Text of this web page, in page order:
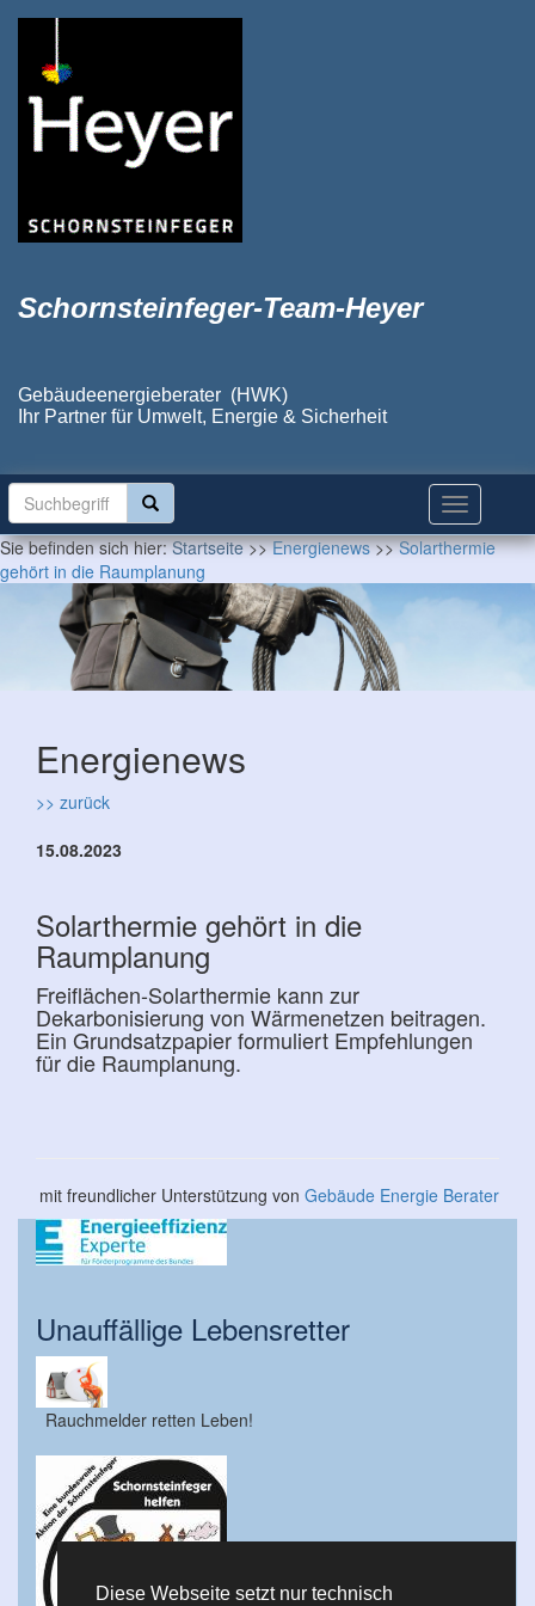
Diese Webseite setzt nur technisch
Schornsteinfeger-Team-Heyer
Gebäudeenergieberater (HWK)
Ihr Partner für Umwelt, Energie & Sicherheit
Sie befinden sich hier:Startseite>>Energienews>>Solarthermie
gehört in die Raumplanung
Energienews
>> zurück
15.08.2023
Solarthermie gehört in die
Raumplanung
Freiflächen-Solarthermie kann zur
Dekarbonisierung von Wärmenetzen beitragen.
Ein Grundsatzpapier formuliert Empfehlungen
für die Raumplanung.
mit freundlicher Unterstützung von Gebäude Energie Berater
Unauffällige Lebensretter
Rauchmelder retten Leben!